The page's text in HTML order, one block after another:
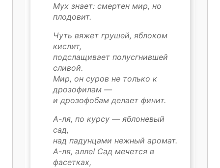
Мух знает: смертен мир, но
плодовит.
Чуть вяжет грушей, яблоком
кислит,
подслащивает полусгнившей
сливой.
Мир, он суров не только к
дрозофилам —
и дрозофобам делает финит.
А-ля, по курсу — яблоневый
сад,
над падунцами нежный аромат.
А-ля, алле! Сад мечется в
фасетках,